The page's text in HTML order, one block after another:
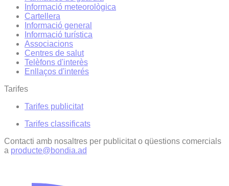
Informació meteorològica
Cartellera
Informació general
Informació turística
Associacions
Centres de salut
Telèfons d'interès
Enllaços d'interés
Tarifes
Tarifes publicitat
Tarifes classificats
Contacti amb nosaltres per publicitat o qüestions comercials
a producte@bondia.ad